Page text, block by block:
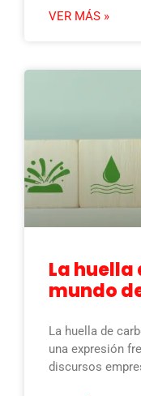
VER MÁS »
La huella
mundo
La huella de
una expresión
discursos